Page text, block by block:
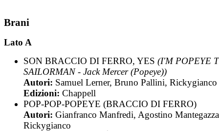
Brani
Lato A
SON BRACCIO DI FERRO, YES (I'M POPEYE
SAILORMAN - Jack Mercer (Popeye))
Autori: Samuel Lerner, Bruno Pallini, Rickygianco
Edizioni: Chappell
POP-POP-POPEYE (BRACCIO DI FERRO)
Autori: Gianfranco Manfredi, Agostino
Rickygianco